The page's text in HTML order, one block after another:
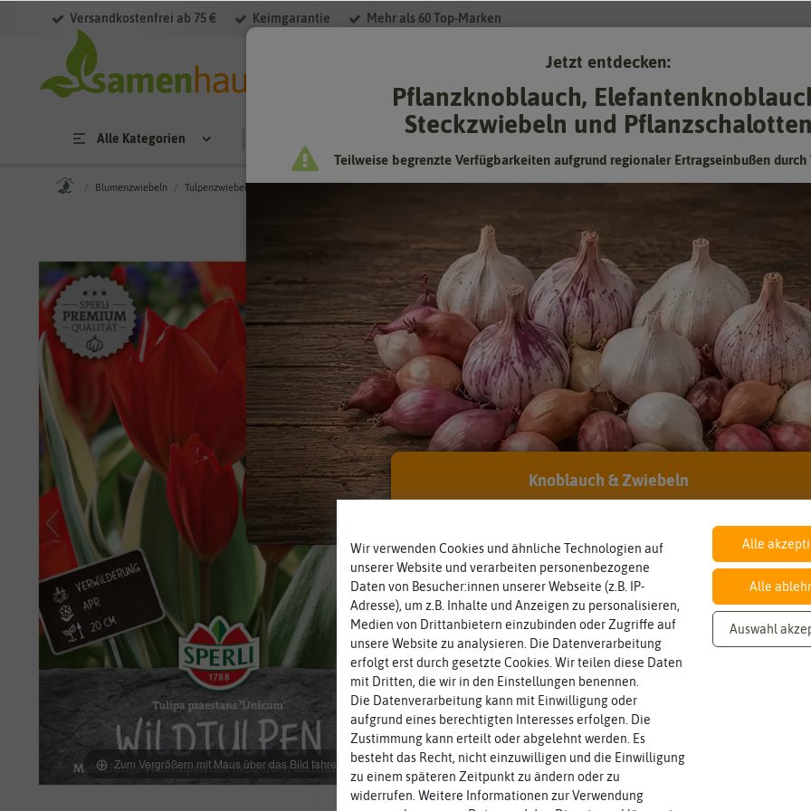
Versandkostenfrei ab 75 € Keimgarantie Mehr als 60 Top-Marken
Alle Kategorien
Blumenzwiebeln Tulpenzwiebeln
Zum Vergrößern mit Maus über das Bild fahren
Wildtulpe Unicum (5 Stück)
Hersteller:
Sperli Herbstblumenzwiebeln
Artikelnummer:
456660
4001523456042
5 StückWie viel ist enthalten
Namen zur eindeutigen
Haltbarkeit
min. Saison 2026/2027
Zeitpunkt, bis zu dem das Saat-
und Pflanzgut sehr gut keimen
sollte. Standort
Sonnig / Halbschattig
Wie viel Licht benötigt die
Pflanze? (schattig, halbschattig,
sonnig, vollsonnig)
Winterhart
ja
Pflanzen, die im Freien ohne
Probleme überwintern können.
Lebensdauer
mehrjährig
Pflanzen werden kategorisiert in:
einjährig, zweijährig oder
mehrjährig.
Saat-,Pflanztiefe
8 cm
Wie tief sollten Sie Samenkorn
oder Pflanzgut in die Erde
einbringen?
Pflanzabstand
7 cm
Welchen Abstand sollten die
Pflanzen voneinander haben?
Wir verwenden Cookies und ähnliche Technologien auf
unserer Website und verarbeiten personenbezogene
Daten von Besucher:innen unserer Webseite (z.B. IP-
Adresse), um z.B. Inhalte und Anzeigen zu personalisieren,
Medien von Drittanbietern einzubinden oder Zugriffe auf
unsere Website zu analysieren. Die Datenverarbeitung
erfolgt erst durch gesetzte Cookies. Wir teilen diese Daten
mit Dritten, die wir in den Einstellungen benennen.
Die Datenverarbeitung kann mit Einwilligung oder
aufgrund eines berechtigten Interesses erfolgen. Die
Zustimmung kann erteilt oder abgelehnt werden. Es
besteht das Recht, nicht einzuwilligen und die Einwilligung
zu einem späteren Zeitpunkt zu ändern oder zu
widerrufen. Weitere Informationen zur Verwendung
Alle
Alle
Auswahl
Jetzt entdecken:
Pflanzknoblauch,
Steckzwiebeln und Pflanzschalotten
Teilweise begrenzte Verfügbarkeiten aufgrund regionaler Ertragseinbußen durch
Knoblauch & Zwiebeln